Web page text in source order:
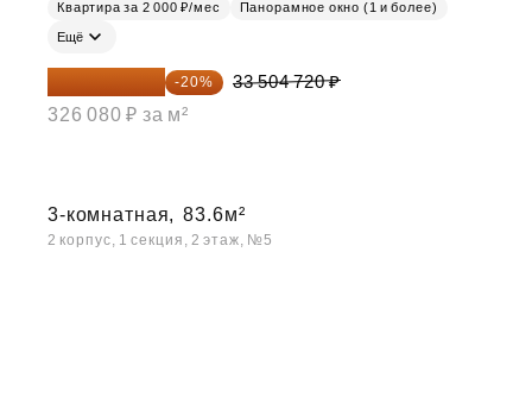
Квартира за 2 000 ₽/мес
Панорамное окно (1 и более)
Ещё
26 803 776 ₽ -20%
33 504 720 ₽
326 080 ₽ за м²
3-комнатная, 83.6м²
2 корпус, 1 секция, 2 этаж, №5